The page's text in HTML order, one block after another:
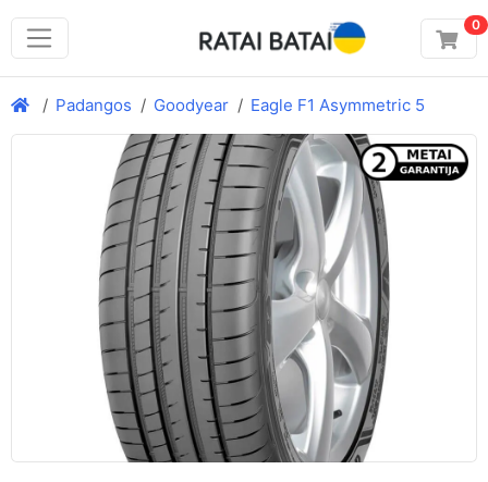
0
Padangos Goodyear Eagle F1 Asymmetric 5